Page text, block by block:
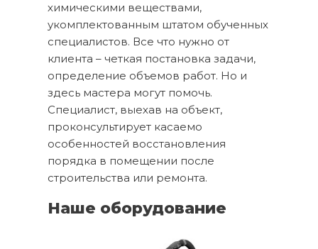
химическими веществами,
укомплектованным штатом обученных
специалистов. Все что нужно от
клиента – четкая постановка задачи,
определение объемов работ. Но и
здесь мастера могут помочь.
Специалист, выехав на объект,
проконсультирует касаемо
особенностей восстановления
порядка в помещении после
строительства или ремонта.
Наше оборудование